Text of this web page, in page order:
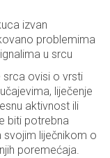
izvan
problemima
u srcu
srca ovisi o vrsti
liječenje
aktivnost ili
biti potrebna
liječnikom o
poremećaja.